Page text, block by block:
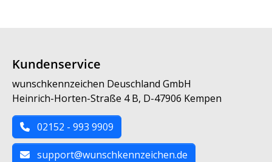
Kundenservice
wunschkennzeichen Deuschland GmbH
Heinrich-Horten-Straße 4 B, D-47906 Kempen
02152 - 993 9909
support@wunschkennzeichen.de